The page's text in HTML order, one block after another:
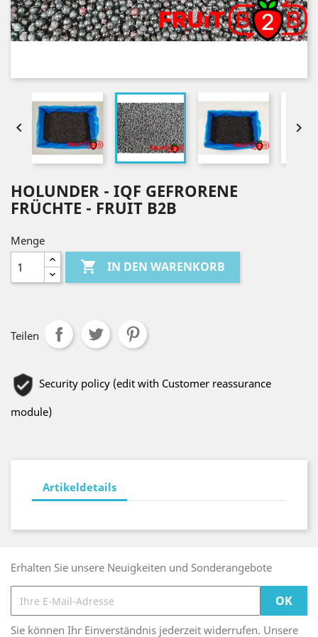
 
HOLUNDER - IQF GEFRORENE
FRÜCHTE - FRUIT B2B
Menge
 IN DEN WARENKORB
Teilen
Security policy (edit with Customer reassurance
module)
Artikeldetails
Erhalten Sie unsere Neuigkeiten und Sonderangebote
Sie können Ihr Einverständnis jederzeit widerrufen. Unsere